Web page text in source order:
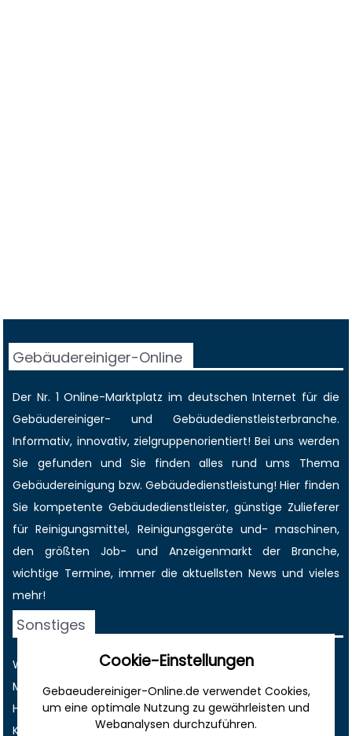
Gebäudereiniger-Online
Der Nr. 1 Online-Marktplatz im deutschen Internet für die
Gebäudereiniger- und Gebäudedienstleisterbranche.
Informativ, innovativ, zielgruppenorientiert! Bei uns werden
Sie gefunden und Sie finden alles rund ums Thema
Gebäudereinigung bzw. Gebäudedienstleistung! Hier finden
Sie kompetente Gebäudedienstleister, günstige Zulieferer
für Reinigungsmittel, Reinigungsgeräte und- maschinen,
den größten Job- und Anzeigenmarkt der Branche,
wichtige Termine, immer dieaktuellsten News und vieles
mehr!
Sonstiges
Werbung
Musterverträge und Vorlagen
Hilfe
Kontakt
Cookie-Einstellungen
Gebaeudereiniger-Online.de verwendet Cookies,
um eine optimale Nutzung zu gewährleisten und
Webanalysen durchzuführen.